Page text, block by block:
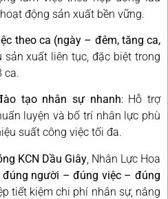
động sản xuất bền vững.
theo ca (ngày – đêm, tăng ca,
sản xuất liên tục, đặc biệt trong
ca.
tạo nhân sự nhanh: Hỗ trợ
luyện và bố trí nhân lực phù
suất công việc tối đa.
KCN Dầu Giây , Nhân Lực Hoa
đúng người – đúng việc – đúng
tiết kiệm chi phí nhân sự, nâng